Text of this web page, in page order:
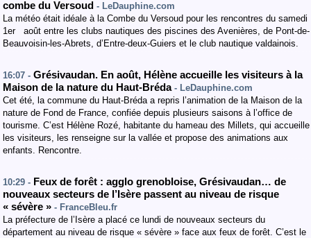
combe du Versoud - LeDauphine.com
La météo était idéale à la Combe du Versoud pour les rencontres du samedi
1er août entre les clubs nautiques des piscines des Avenières, de Pont-de-
Beauvoisin-les-Abrets, d’Entre-deux-Guiers et le club nautique valdainois.
16:07 - Grésivaudan. En août, Hélène accueille les visiteurs à la
Maison de la nature du Haut-Bréda - LeDauphine.com
Cet été, la commune du Haut-Bréda a repris l’animation de la Maison de la
nature de Fond de France, confiée depuis plusieurs saisons à l’office de
tourisme. C’est Hélène Rozé, habitante du hameau des Millets, qui accueille
les visiteurs, les renseigne sur la vallée et propose des animations aux
enfants. Rencontre.
10:29 - Feux de forêt : agglo grenobloise, Grésivaudan… de
nouveaux secteurs de l’Isère passent au niveau de risque
« sévère » - FranceBleu.fr
La préfecture de l’Isère a placé ce lundi de nouveaux secteurs du
département au niveau de risque « sévère » face aux feux de forêt. C’est le